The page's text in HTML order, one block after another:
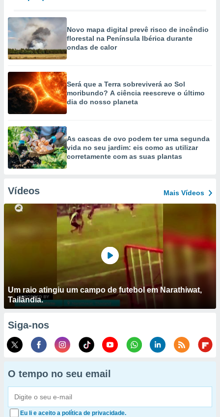
Novo mapa digital prevê risco de incêndio
florestal na Península Ibérica durante
ondas de calor
Será que a Terra sobreviverá ao Sol
moribundo? A ciência reescreve o último
dia do nosso planeta
As cascas de ovo podem ter uma segunda
vida no seu jardim: eis como as utilizar
corretamente com as suas plantas
Vídeos Mais Vídeos
Um raio atingiu um campo de futebol em Narathiwat,
Tailândia.
Siga-nos
O tempo no seu email
Eu li e aceito a política de privacidade.